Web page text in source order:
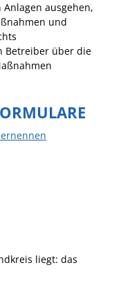
der NetzeBW
Geflüchtete
ausgehen,
und
Betreiber über die
liegt: das